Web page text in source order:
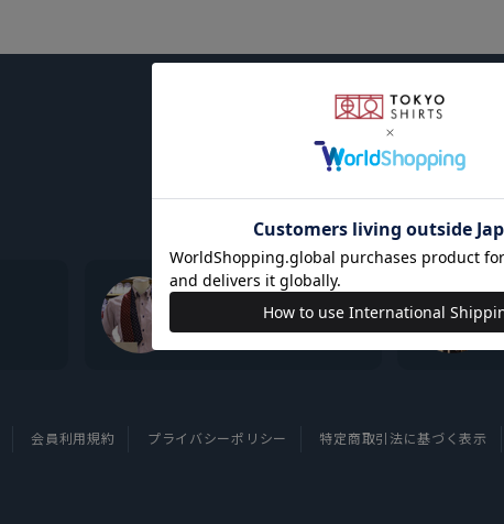
東京シャツについて
会員利用規約 プライバシーポリシー 特定商取引法に基づく表示